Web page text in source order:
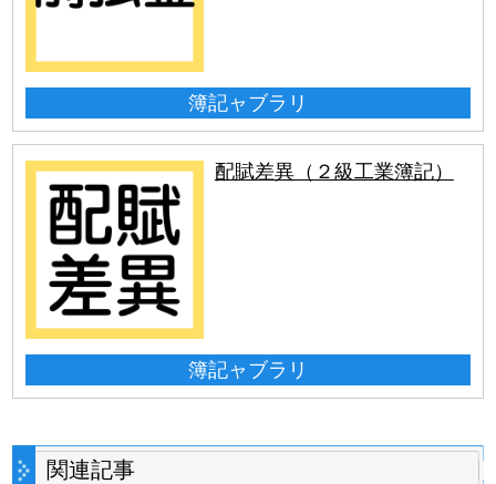
簿記ャブラリ
配賦差異（２級工業簿記）
簿記ャブラリ
関連記事